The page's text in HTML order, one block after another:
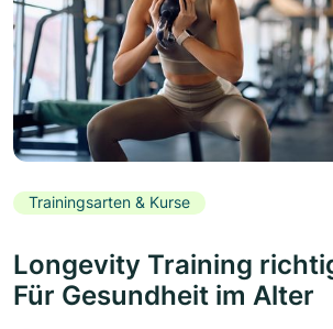
Trainingsarten & Kurse
Longevity Training
Für Gesundheit im Alter